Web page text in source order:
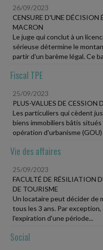
26/09/2023
CENSURE D'UNE DÉCISION
MACRON
Le juge qui conclut à un
sérieuse détermine le
partir d'un barème légal. Ce
Fiscal TPE
25/09/2023
PLUS-VALUES DE CESSION
Les particuliers qui cèdent
biens immobiliers bâtis
opération d'urbanisme (GOU)
Vie des affaires
25/09/2023
FACULTÉ DE RÉSILIATION
DE TOURISME
Un locataire peut décider de
tous les 3 ans. Par
l'expiration d'une période...
Social